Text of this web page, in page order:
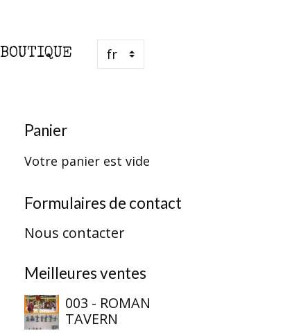
BOUTIQUE
Panier
Votre panier est vide
Formulaires de contact
Nous contacter
Meilleures ventes
003 - ROMAN
TAVERN